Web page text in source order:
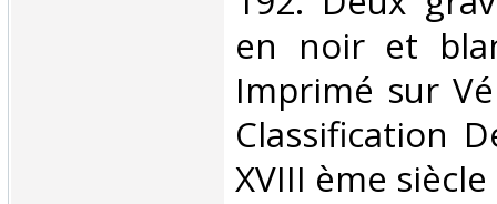
en noir et
Imprimé sur
Classification
XVIII ème siècle‎